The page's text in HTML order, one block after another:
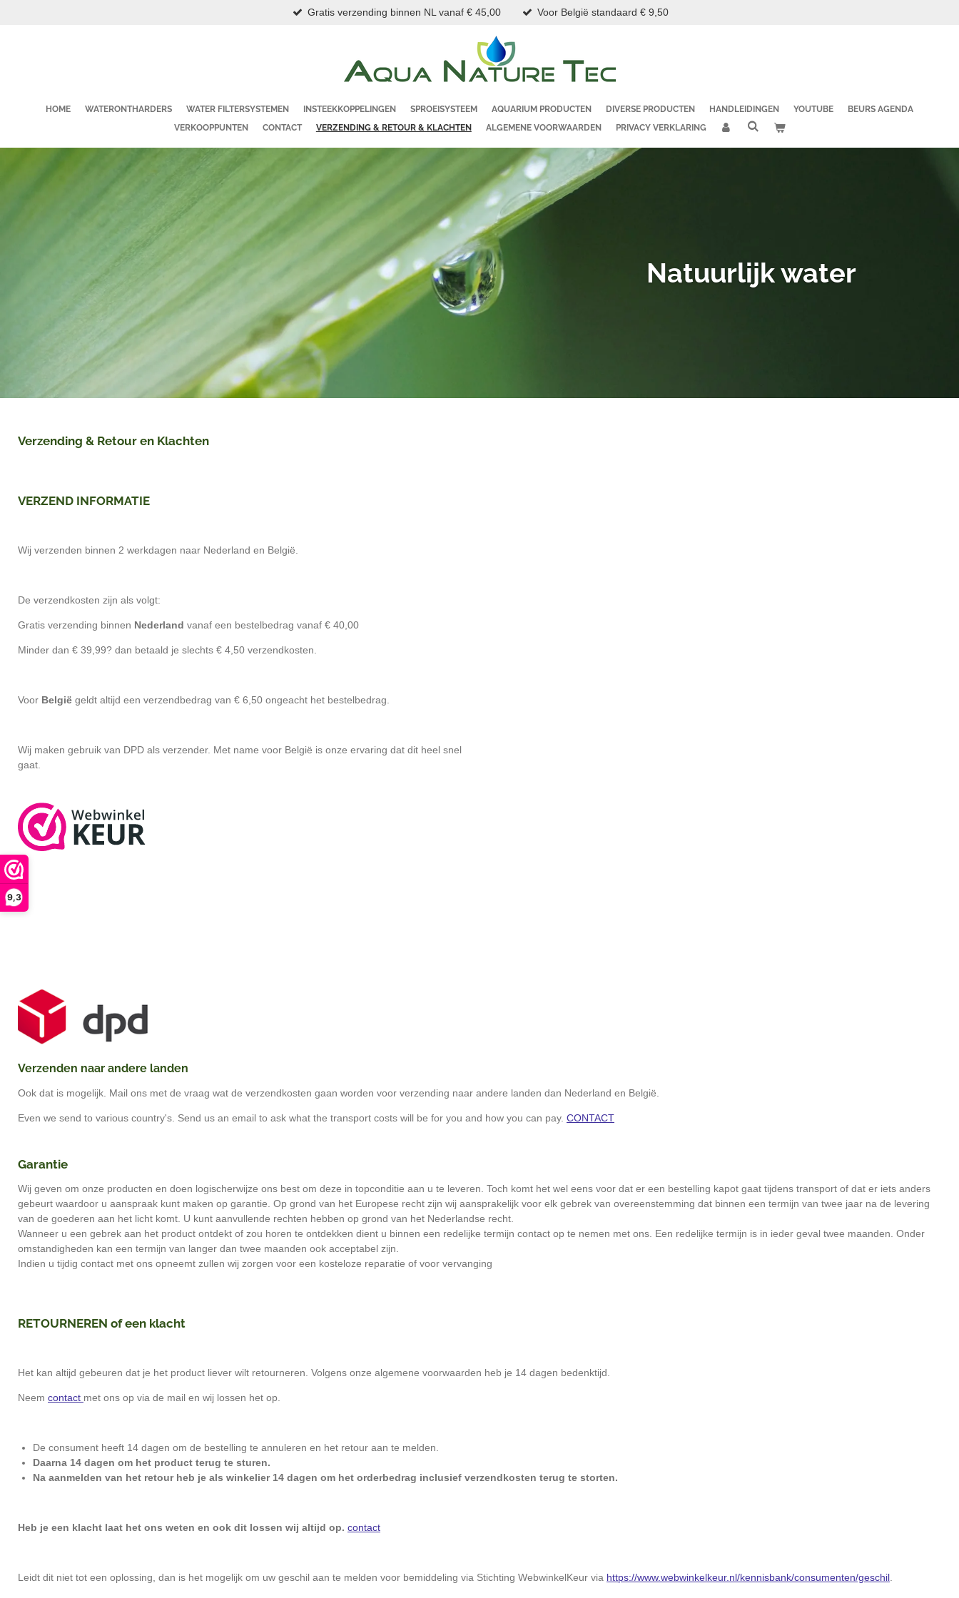
9,3
Gratis verzending binnen NL vanaf € 45,00 Voor België standaard € 9,50
HOME WATERONTHARDERS WATER FILTERSYSTEMEN INSTEEKKOPPELINGEN SPROEISYSTEEM AQUARIUM PRODUCTEN DIVERSE PRODUCTEN HANDLEIDINGEN YOUTUBE
BEURS AGENDA
VERKOOPPUNTEN
CONTACT VERZENDING & RETOUR & KLACHTEN ALGEMENE VOORWAARDEN PRIVACY VERKLARING
Natuurlijk water
Verzending & Retour en Klachten
VERZEND INFORMATIE
Wij verzenden binnen 2 werkdagen naar Nederland en België.
De verzendkosten zijn als volgt:
Gratis verzending binnen Nederland vanaf een bestelbedrag vanaf € 40,00
Minder dan € 39,99? dan betaald je slechts € 4,50 verzendkosten.
Voor België geldt altijd een verzendbedrag van € 6,50 ongeacht het bestelbedrag.
Wij maken gebruik van DPD als verzender. Met name voor België is onze ervaring dat dit heel snel
gaat.
Verzenden naar andere landen
Ook dat is mogelijk. Mail ons met de vraag wat de verzendkosten gaan worden voor verzending naar andere landen dan Nederland en België.
Even we send to various country's. Send us an email to ask what the transport costs will be for you and how you can pay. CONTACT
Garantie
Wij geven om onze producten en doen logischerwijze ons best om deze in topconditie aan u te leveren. Toch komt het wel eens voor dat er een bestelling kapot gaat tijdens transport of dat er iets anders
gebeurt waardoor u aanspraak kunt maken op garantie. Op grond van het Europese recht zijn wij aansprakelijk voor elk gebrek van overeenstemming dat binnen een termijn van twee jaar na de levering
van de goederen aan het licht komt. U kunt aanvullende rechten hebben op grond van het Nederlandse recht.
Wanneer u een gebrek aan het product ontdekt of zou horen te ontdekken dient u binnen een redelijke termijn contact op te nemen met ons. Een redelijke termijn is in ieder geval twee maanden. Onder
omstandigheden kan een termijn van langer dan twee maanden ook acceptabel zijn.
Indien u tijdig contact met ons opneemt zullen wij zorgen voor een kosteloze reparatie of voor vervanging
RETOURNEREN of een klacht
Het kan altijd gebeuren dat je het product liever wilt retourneren. Volgens onze algemene voorwaarden heb je 14 dagen bedenktijd.
Neem contact met ons op via de mail en wij lossen het op.
De consument heeft 14 dagen om de bestelling te annuleren en het retour aan te melden.
Daarna 14 dagen om het product terug te sturen.
Na aanmelden van het retour heb je als winkelier 14 dagen om het orderbedrag inclusief verzendkosten terug te storten.
Heb je een klacht laat het ons weten en ook dit lossen wij altijd op. contact
Leidt dit niet tot een oplossing, dan is het mogelijk om uw geschil aan te melden voor bemiddeling via Stichting WebwinkelKeur via https://www.webwinkelkeur.nl/kennisbank/consumenten/geschil